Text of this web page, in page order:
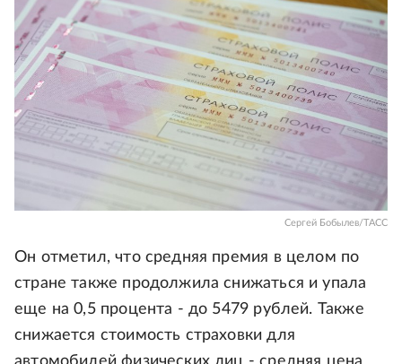
Сергей Бобылев/ТАСС
Он отметил, что средняя премия в целом по
стране также продолжила снижаться и упала
еще на 0,5 процента - до 5479 рублей. Также
снижается стоимость страховки для